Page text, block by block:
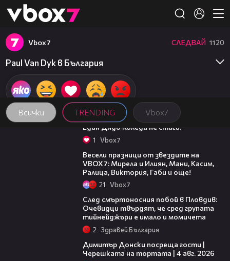
👾
Всички TRENDING Vbоx7
Vbоx7 СЛЕДВАЙ 1120
Paul Van Dyk в България
00:07
Един Дядо Коледа не стига!
1 Vbоx7
Весели празници от звездите на
VBOX7: Мирела и Илиян, Мани, Касим,
Ралица, Виктория, Габи и още!
21 Vbоx7
След смъртоносния побой в Пловдив:
Очевидци твърдят, че сред групата
тийнейджъри е имало и момичета
2 Здравей България
Димитър Донски посреща гости |
Черешката на тортата | 4 авг. 2026